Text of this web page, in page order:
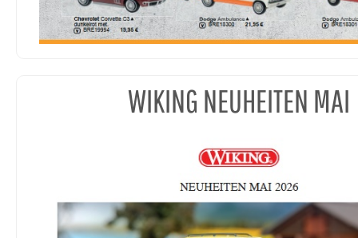
WIKING NEUHEITEN MAI